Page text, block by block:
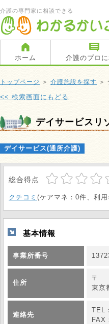
介護の専門家に相談できる
ホーム 介護のプロ
トップページ ＞ 介護施設を探す ＞
<< 検索画面にもどる
デイサービス
デイサービス(通所介護)
総合得点
クチコミ (ケアマネ：0件、利
基本情報
事業所番号
住所
〒
東京
連絡先
TEL：
FAX